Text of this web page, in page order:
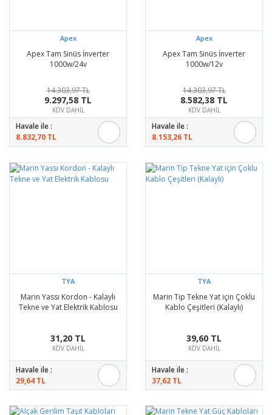
Apex
Apex Tam Sinüs İnverter
1000w/24v
14.303,97 TL
9.297,58 TL
KDV DAHİL
Havale ile :
8.832,70 TL
Apex
Apex Tam Sinüs İnverter
1000w/12v
14.303,97 TL
8.582,38 TL
KDV DAHİL
Havale ile :
8.153,26 TL
TYA
Marin Yassı Kordon - Kalaylı
Tekne ve Yat Elektrik Kablosu
31,20 TL
KDV DAHİL
Havale ile :
29,64 TL
TYA
Marin Tip Tekne Yat için Çoklu
Kablo Çeşitleri (Kalaylı)
39,60 TL
KDV DAHİL
Havale ile :
37,62 TL